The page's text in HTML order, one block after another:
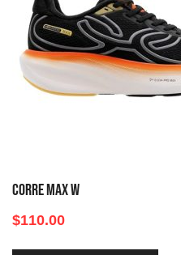
CORRE MAX W
$110.00